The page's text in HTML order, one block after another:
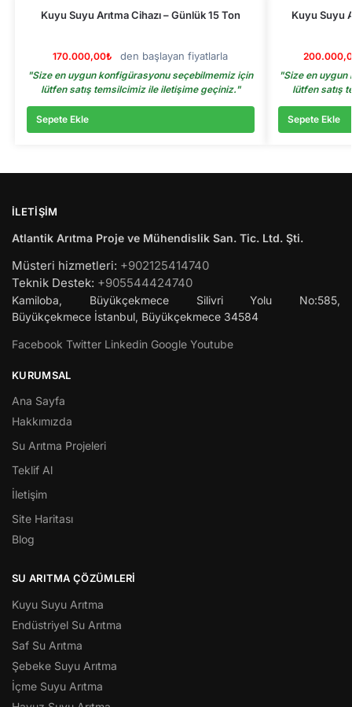
Kuyu Suyu Arıtma Cihazı – Günlük 15 Ton
170.000,00₺ den başlayan fiyatlarla
"Size en uygun konfigürasyonu seçebilmemiz için
lütfen satış temsilcimiz ile iletişime geçiniz."
Sepete Ekle
Kuyu Suyu
"Size en
lütfen satış
Sepete Ekle
İLETIŞIM
Atlantik Arıtma Proje ve Mühendislik San. Tic. Ltd. Şti.
Müsteri hizmetleri: +902125414740
Teknik Destek: +905544424740
Kamiloba, Büyükçekmece Silivri Yolu No:585,
Büyükçekmece İstanbul, Büyükçekmece 34584
Facebook Twitter Linkedin Google Youtube
KURUMSAL
Ana Sayfa
Hakkımızda
Su Arıtma Projeleri
Teklif Al
İletişim
Site Haritası
Blog
SU ARITMA ÇÖZÜMLERI
Kuyu Suyu Arıtma
Endüstriyel Su Arıtma
Saf Su Arıtma
Şebeke Suyu Arıtma
İçme Suyu Arıtma